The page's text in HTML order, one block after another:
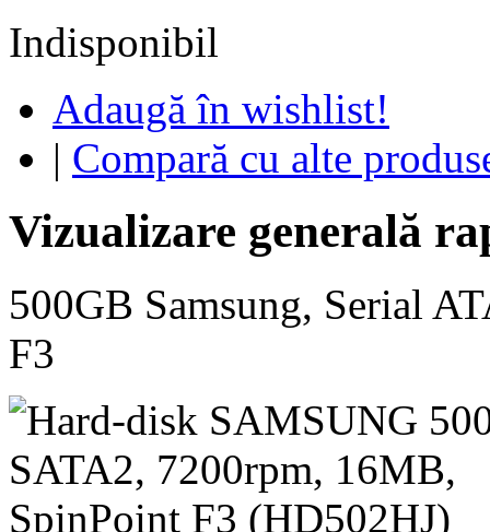
Indisponibil
Adaugă în wishlist!
| Compară cu alte
Vizualizare generală
500GB Samsung, Serial
F3